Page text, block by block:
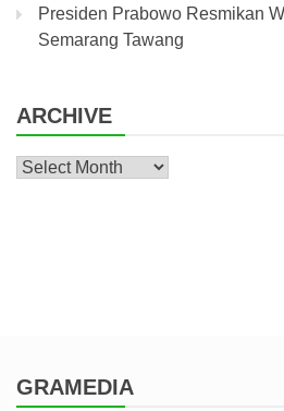
Presiden Prabowo Resmikan
Semarang Tawang
ARCHIVE
Archive
GRAMEDIA